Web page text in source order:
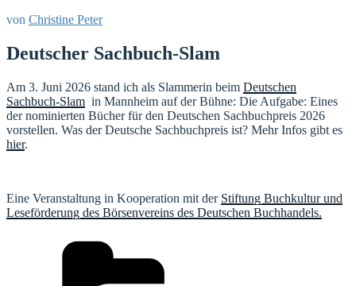
Veröffentlicht
von Christine Peter
Deutscher Sachbuch-Slam
Am 3. Juni 2026 stand ich als Slammerin beim Deutschen
Sachbuch-Slam in Mannheim auf der Bühne: Die Aufgabe: Eines
der nominierten Bücher für den Deutschen Sachbuchpreis 2026
vorstellen. Was der Deutsche Sachbuchpreis ist? Mehr Infos gibt es
hier.
Eine Veranstaltung in Kooperation mit der Stiftung Buchkultur und
Leseförderung des Börsenvereins des Deutschen Buchhandels.